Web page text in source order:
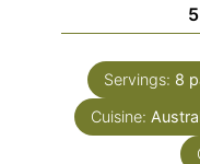
5
Servings: 8
Cuisine: